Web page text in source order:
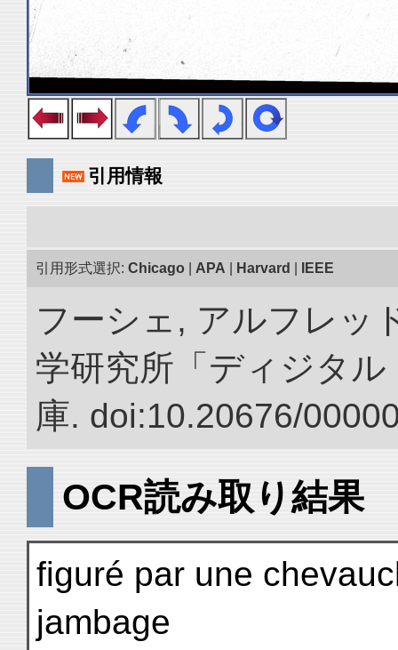
引用情報
引用形式選択: Chicago APA Harvard IEEE
フーシェ, アルフレッ
学研究所「ディジタ
庫. doi:10.20676/
OCR読み取り結果
figuré par une
jambage